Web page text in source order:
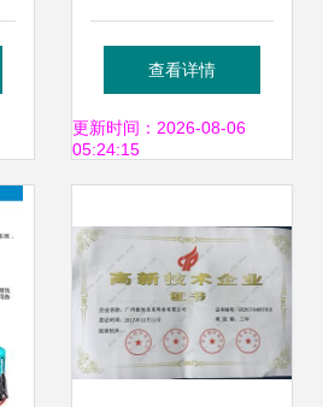
力 5G解决企业广
域网四大挑战演进
查看详情
更新时间：2026-08-06
05:24:15